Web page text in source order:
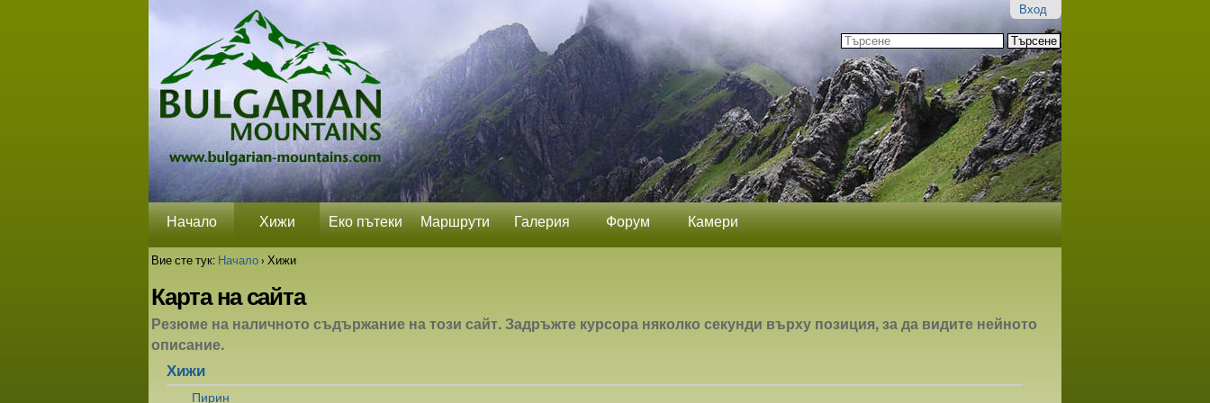
съдържание.
Прескачане
до
навигация
Лични
Вход
Търсене
Разширено
търсене...
Секции
Начало Хижи Еко пътеки Маршрути Галерия Форум Камери
Вие сте тук: Начало ›Хижи
Карта на сайта
Резюме на наличното съдържание на този сайт. Задръжте курсора няколко секунди върху позиция, за да видите нейното
описание.
Хижи
Пирин